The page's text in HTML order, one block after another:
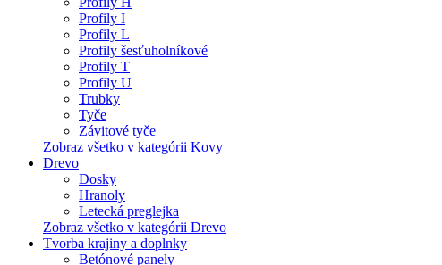
Profily I
Profily L
Profily šesťuholníkové
Profily T
Profily U
Trubky
Tyče
Závitové tyče
Zobraz všetko v kategórii Kovy
Drevo
Dosky
Hranoly
Letecká preglejka
Zobraz všetko v kategórii Drevo
Tvorba krajiny a doplnky
Betónové panely